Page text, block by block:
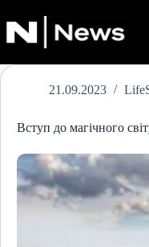
до
вмісту
21.09.2023
Вступ до магічного